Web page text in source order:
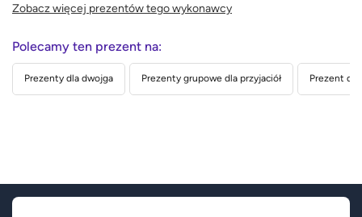
Zobacz więcej prezentów tego wykonawcy
Polecamy ten prezent na:
Prezenty dla dwojga Prezenty grupowe dla przyjaciół Prezent